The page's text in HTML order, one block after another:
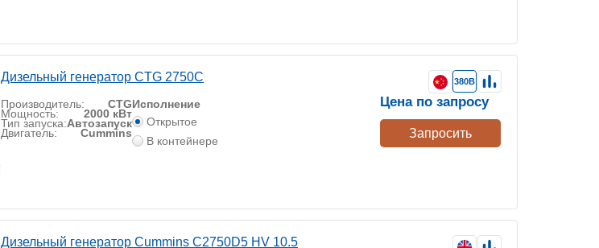
Дизельный генератор CTG 2750C
Производитель: CTG
Мощность: 2000 кВт
Тип запуска:Автозапуск
Двигатель: Cummins
Исполнение
Открытое
В контейнере
380В
Цена по запросу
Запросить
Дизельный генератор Cummins C2750D5 HV 10.5